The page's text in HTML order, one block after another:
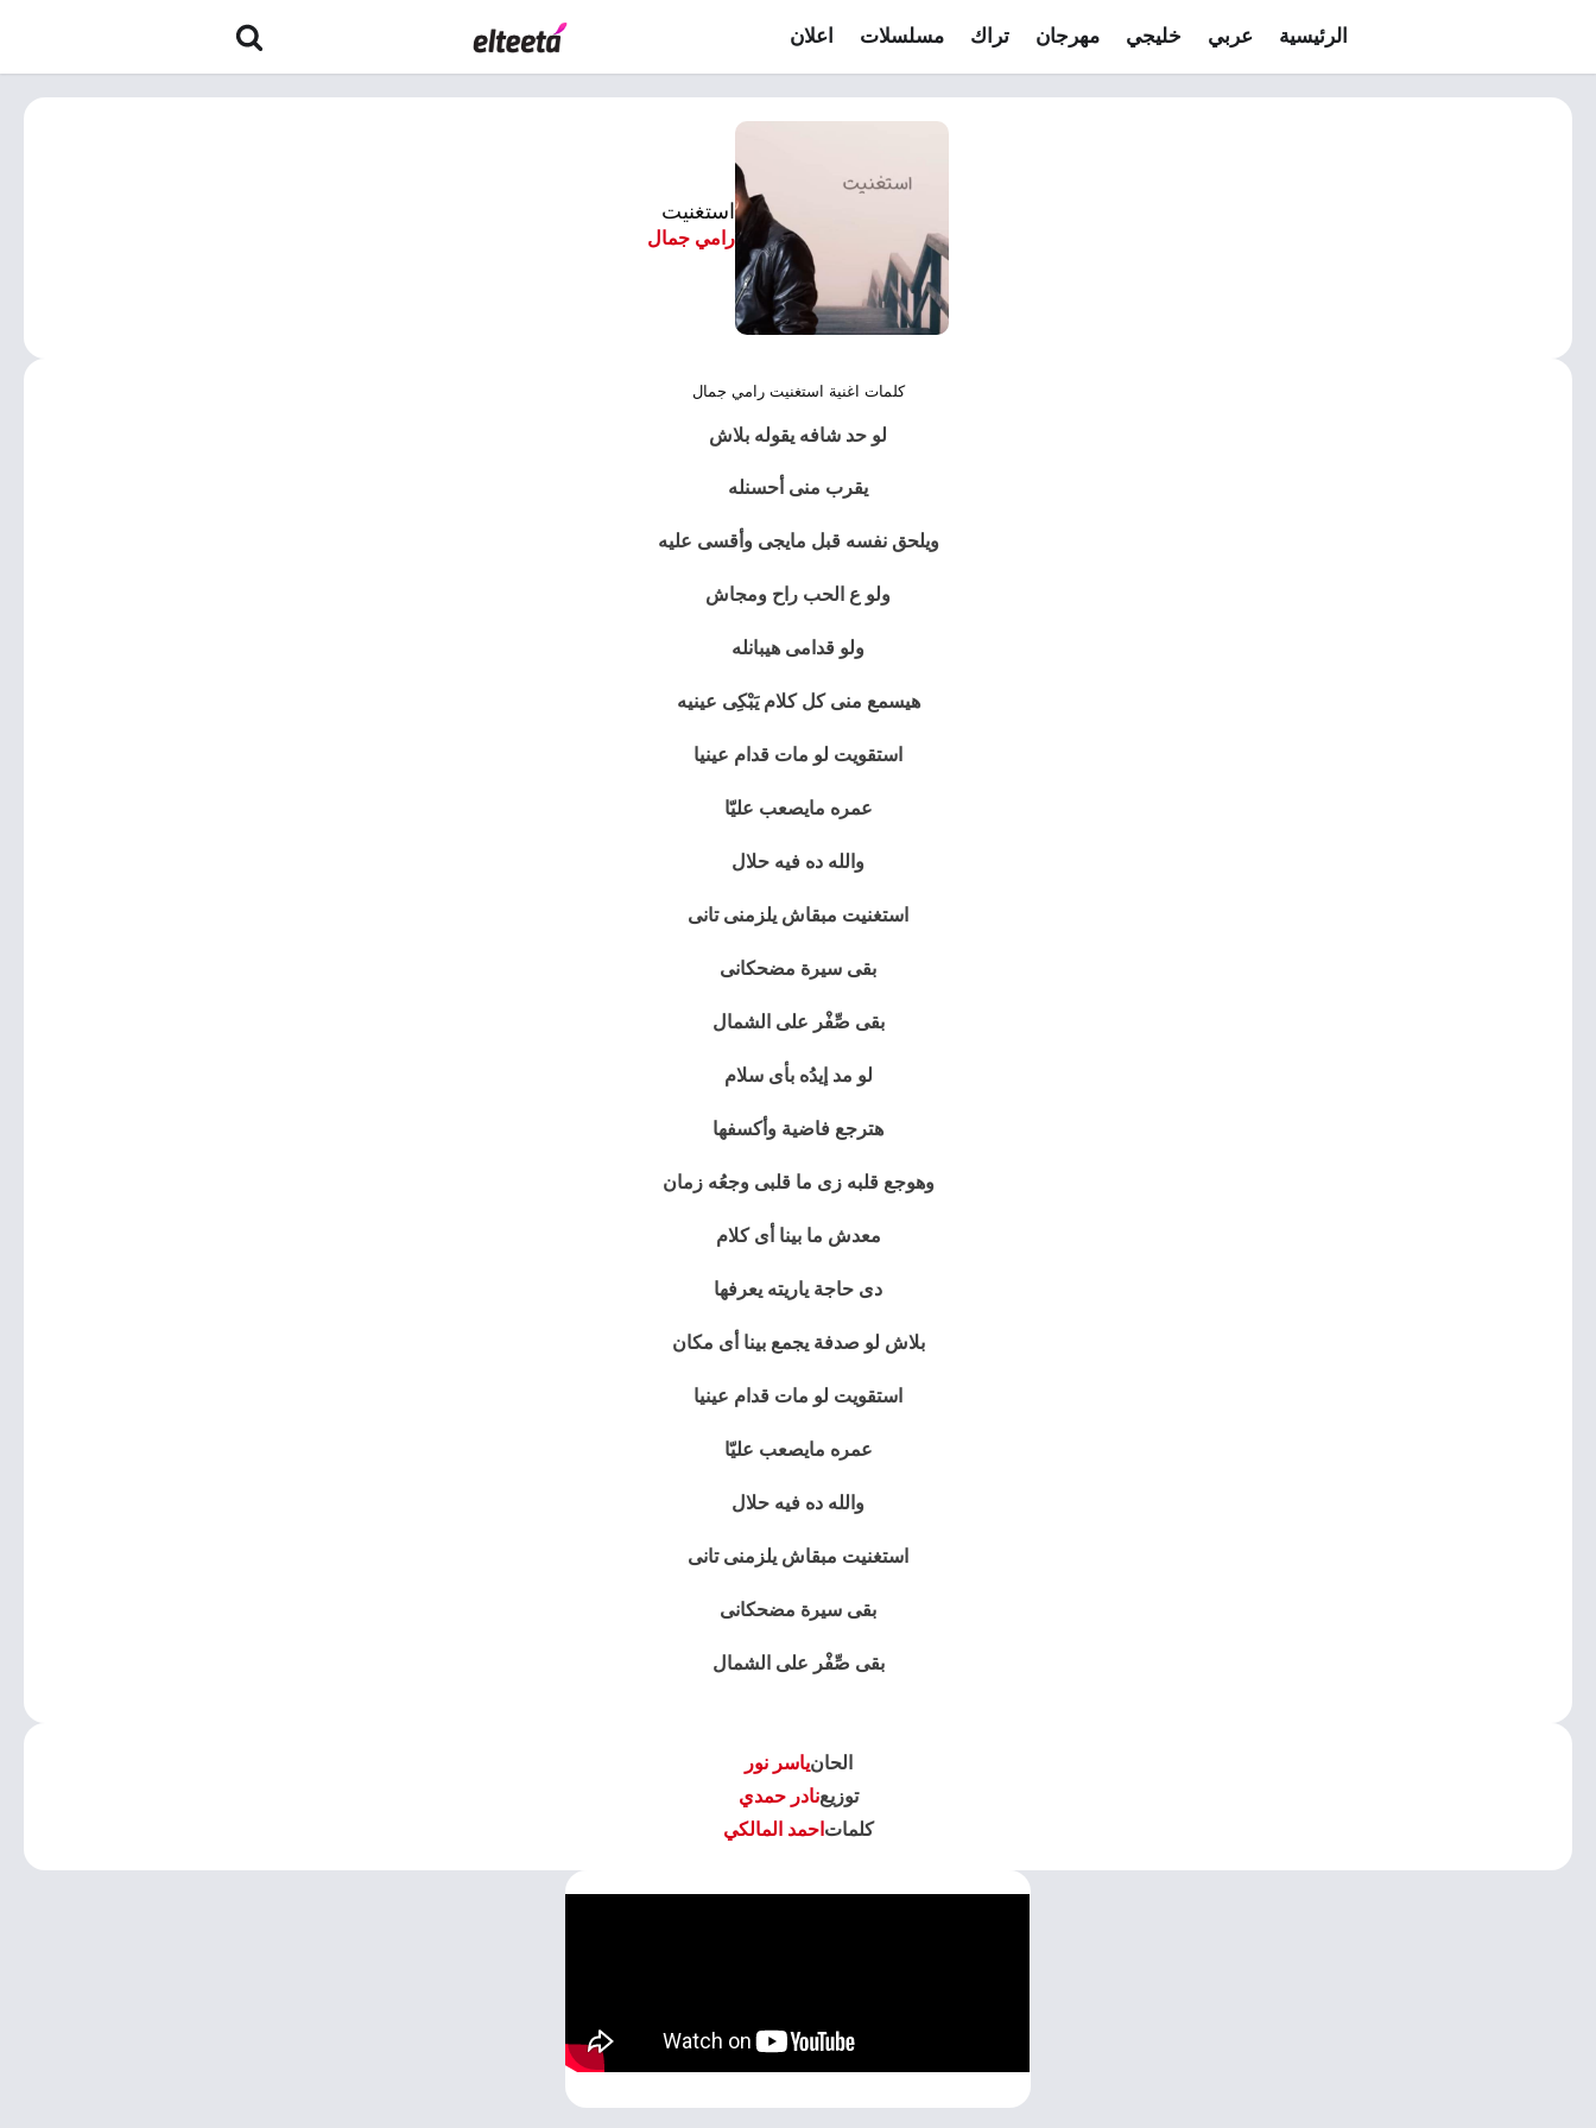
الرئيسية عربي خليجي مهرجان تراك مسلسلات اعلان
استغنيت
رامي جمال
كلمات اغنية استغنيت رامي جمال
لو حد شافه يقوله بلاش
يقرب منى أحسنله
ويلحق نفسه قبل مايجىوأقسى عليه
ولو ع الحب راح ومجاش
ولو قدامى هيبانله
هيسمع منى كل كلام يَبْكِى عينيه
استقويت لو مات قدام عينيا
عمره مايصعب عليّا
والله ده فيه حلال
استغنيت مبقاش يلزمنى تانى
بقى سيرة مضحكانى
بقى صِّفْر على الشمال
لو مد إيدُه بأى سلام
هترجع فاضية وأكسفها
وهوجع قلبه زى ما قلبى وجعُه زمان
معدش ما بينا أى كلام
دى حاجة ياريته يعرفها
بلاش لو صدفة يجمع بينا أى مكان
استقويت لو مات قدام عينيا
عمره مايصعب عليّا
والله ده فيه حلال
استغنيت مبقاش يلزمنى تانى
بقى سيرة مضحكانى
بقى صِّفْر على الشمال
الحانياسر نور
توزيعنادر حمدي
كلمات احمد المالكي